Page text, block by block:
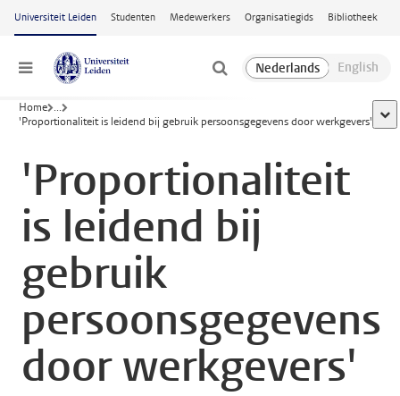
Ga naar hoofdinhoud
Universiteit Leiden Studenten Medewerkers Organisatiegids Bibliotheek
Menu
Home ...
'Proportionaliteit is leidend bij gebruik persoonsgegevens door werkgevers'
'Proportionaliteit
is leidend bij
gebruik
persoonsgegevens
door werkgevers'